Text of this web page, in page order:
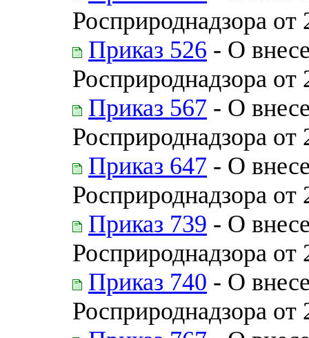
Росприроднадзора
Приказ 526 - О
Росприроднадзора
Приказ 567 - О
Росприроднадзора
Приказ 647 - О
Росприроднадзора
Приказ 739 - О
Росприроднадзора
Приказ 740 - О
Росприроднадзора